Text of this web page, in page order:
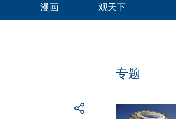
漫画 观天下
专题